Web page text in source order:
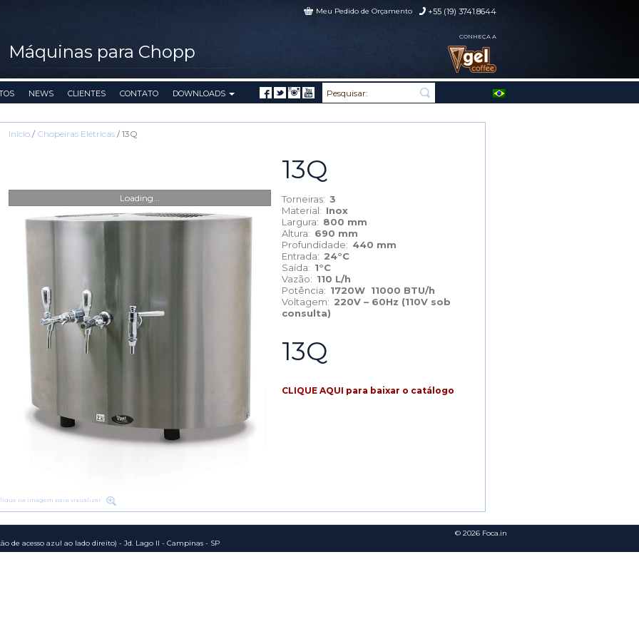
Máquinas para Chopp
+55 (19) 3741.8644
Meu Pedido de Orçamento
CONHEÇA A
NEWS CLIENTES CONTATO DOWNLOADS
Início/ Chopeiras Elétricas/ 13Q
Loading...
13Q
Torneiras: 3
Material: Inox
Largura: 800 mm
Altura: 690 mm
Profundidade: 440 mm
Entrada: 24°C
Saída: 1°C
Vazão: 110 L/h
Potência: 1720W 11000 BTU/h
Voltagem: 220V – 60Hz (110V sob
consulta)
13Q
CLIQUE AQUI para baixar o catálogo
na imagem para visualizar
de acesso azul ao lado direito) - Jd. Lago II - Campinas - SP
© 2026 Foca.in